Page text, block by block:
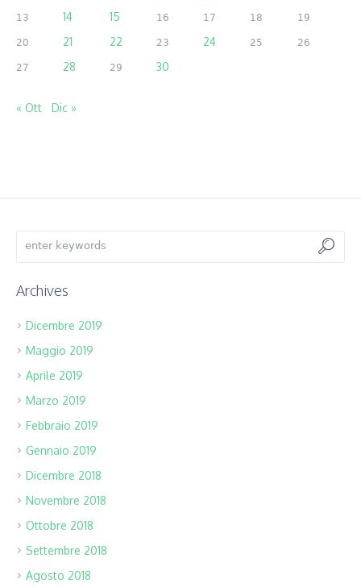
13 14 15 16 17 18 19
20 21 22 23 24 25 26
27 28 29 30
« Ott Dic »
Archives
Dicembre 2019
Maggio 2019
Aprile 2019
Marzo 2019
Febbraio 2019
Gennaio 2019
Dicembre 2018
Novembre 2018
Ottobre 2018
Settembre 2018
Agosto 2018